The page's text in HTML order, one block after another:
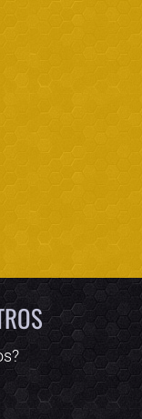
Online · Te ayudo a encontrar